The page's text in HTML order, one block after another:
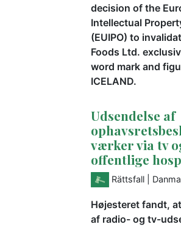
decision of the
Intellectual
(EUIPO) to
Foods Ltd.
word mark and
ICELAND.
Udsendelse af
værker via tv
offentlige
Rättsfall |
Højesteret fandt,
af radio- og tv-